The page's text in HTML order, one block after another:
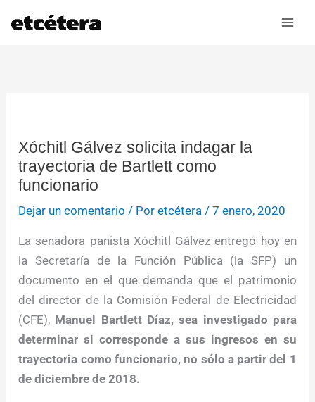
Xóchitl Gálvez solicita indagar la
trayectoria de Bartlett como
funcionario
Dejar un comentario / Poretcétera /7 enero, 2020
La senadora panista Xóchitl Gálvez entregó hoy en
la Secretaría de la Función Pública (la SFP) un
documento en el que demanda que el patrimonio
del director de la Comisión Federal de Electricidad
(CFE), Manuel Bartlett Díaz, sea investigado para
determinar si corresponde a sus ingresos en su
trayectoria como funcionario, no sólo a partir del 1
de diciembre de 2018.